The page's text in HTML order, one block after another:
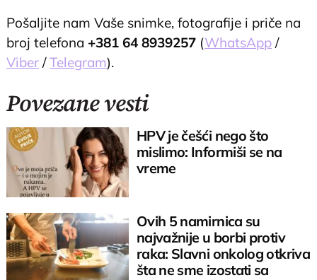
Pošaljite nam Vaše snimke, fotografije i priče na
broj telefona +381 64 8939257 (WhatsApp /
Viber /Telegram).
Povezane vesti
HPV je češći nego što
mislimo: Informiši se na
vreme
Ovih 5 namirnica su
najvažnije u borbi protiv
raka: Slavni onkolog otkriva
šta ne sme izostati sa